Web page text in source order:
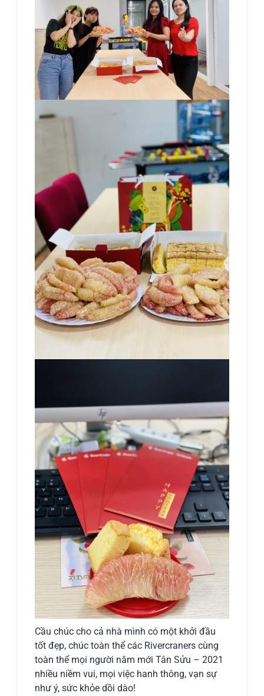
Cầu chúc cho cả nhà mình có một khởi đầu
tốt đẹp, chúc toàn thể các Rivercraners cùng
toàn thể mọi người năm mới Tân Sửu – 2021
nhiều niềm vui, mọi việc hanh thông, vạn sự
như ý, sức khỏe dồi dào!